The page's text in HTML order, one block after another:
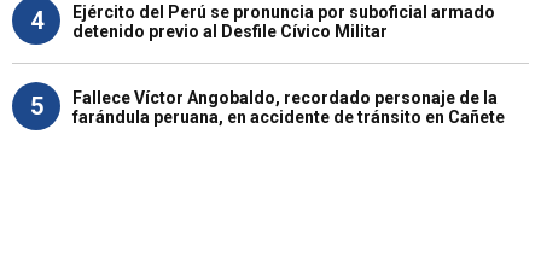
4
Ejército del Perú se pronuncia por suboficial armado
detenido previo al Desfile Cívico Militar
5
Fallece Víctor Angobaldo, recordado personaje de la
farándula peruana, en accidente de tránsito en Cañete